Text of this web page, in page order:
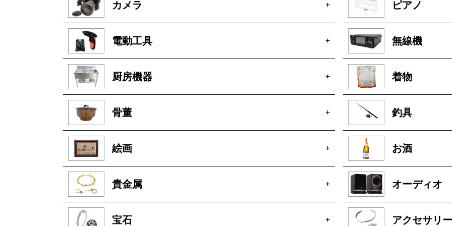
カメラ +
電動工具 +
厨房機器 +
骨董 +
絵画 +
貴金属 +
宝石 +
ピアノ
無線機
着物
釣具
お酒
オーディオ
アクセサリー